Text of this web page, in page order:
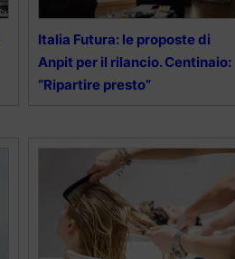
Italia Futura: le proposte di
Anpit per il rilancio. Centinaio:
“Ripartire presto”